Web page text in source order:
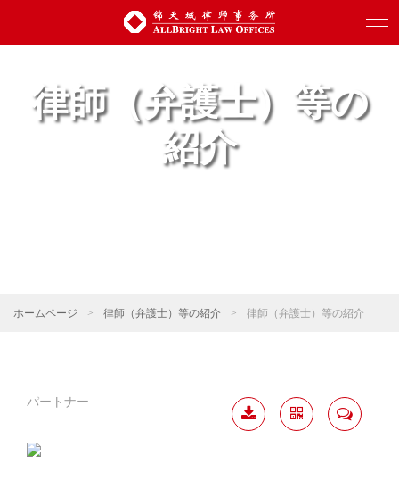
律師（弁護士）等の
紹介
ホームページ > 律師（弁護士）等の紹介 > 律師（弁護士）等の紹介
パートナー